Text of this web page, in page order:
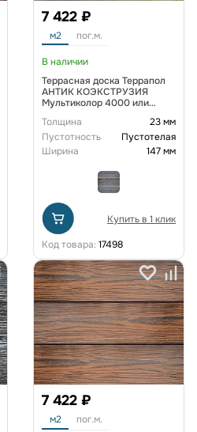
7 422 ₽
м2 пог.м.
В наличии
Террасная доска Террапол
АНТИК КОЭКСТРУЗИЯ
Мультиколор 4000 или
Гефест
Толщина
23 мм
Пустотность
Пустотелая
Ширина
147 мм
Купить в 1 клик
Код товара: 17498
7 422 ₽
м2 пог.м.